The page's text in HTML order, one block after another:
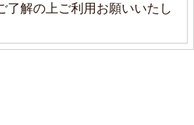
Emiko おすすめレベル：
上げています。さっぱりなの
使ってます!!
了解の上ご利用お願いいたし